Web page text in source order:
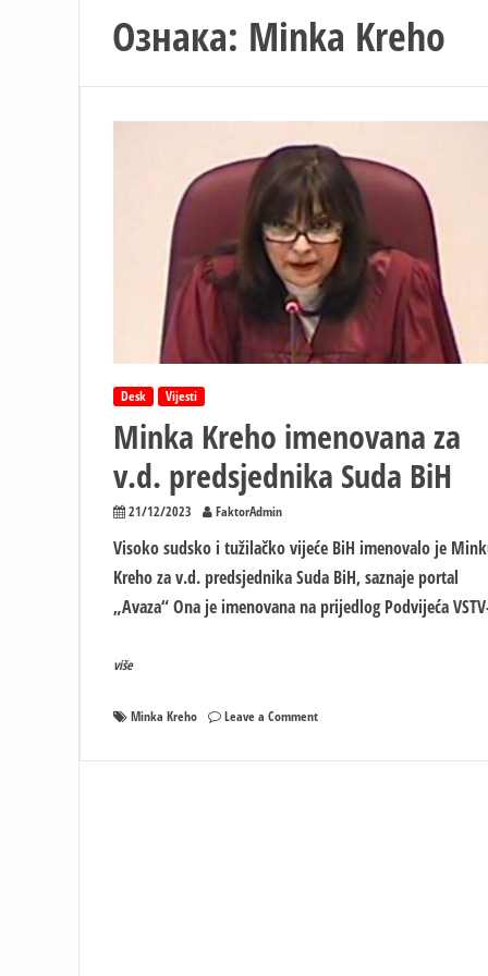
Ознака: Minka Kreho
Desk Vijesti
Minka Kreho imenovana za
v.d. predsjednika Suda BiH
21/12/2023 FaktorAdmin
Visoko sudsko i tužilačko vijeće BiH imenovalo je
Kreho za v.d. predsjednika Suda BiH, saznaje portal
„Avaza“ Ona je imenovana na prijedlog Podvijeća
više
Minka Kreho Leave a Commenton
Kreho